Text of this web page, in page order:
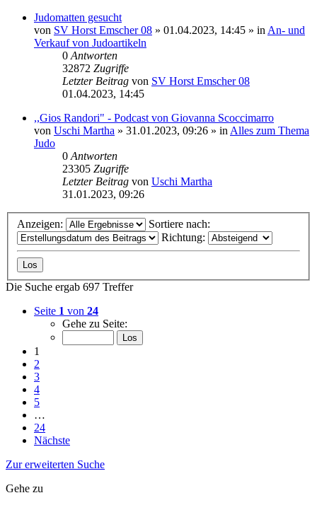
Judomatten gesucht
von SV Horst Emscher 08 » 01.04.2023, 14:45 » in An- und
Verkauf von Judoartikeln
0 Antworten
32872 Zugriffe
Letzter Beitrag von SV Horst Emscher 08
01.04.2023, 14:45
,,Gios Randori" - Podcast von Giovanna Scoccimarro
von Uschi Martha » 31.01.2023, 09:26 » in Alles zum Thema
Judo
0 Antworten
23305 Zugriffe
Letzter Beitrag von Uschi Martha
31.01.2023, 09:26
Anzeigen:
Sortiere nach:
Richtung:
Die Suche ergab 697 Treffer
Seite 1 von 24
Gehe zu Seite:
1
2
3
4
5
…
24
Nächste
Zur erweiterten Suche
Gehe zu